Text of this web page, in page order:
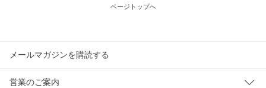
ページトップへ
メールマガジンを購読する
営業のご案内